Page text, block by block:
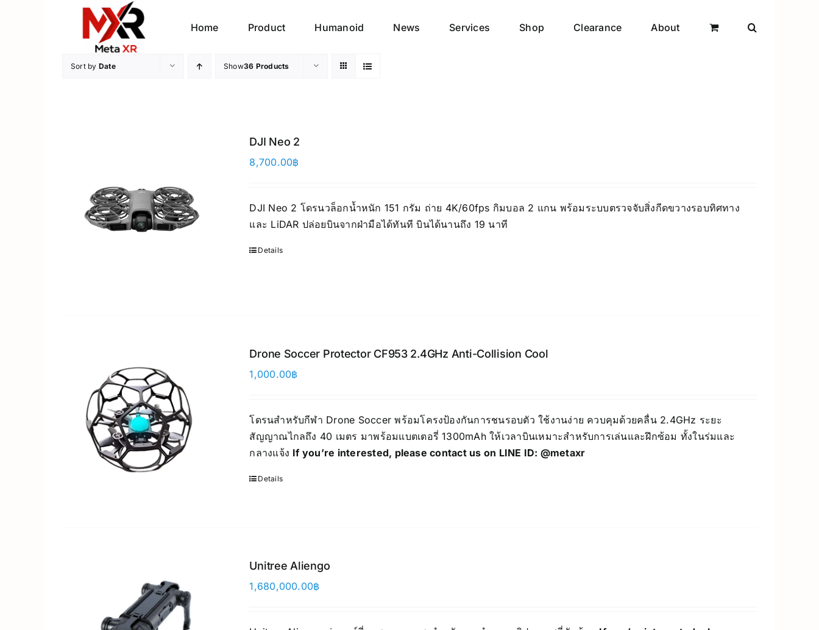
Home Product Humanoid News Services Shop Clearance About
Sort by Date Show36 Products
DJI Neo 2
8,700.00฿
DJI Neo 2 โดรนวล็อกน้ำหนัก 151 กรัม ถ่าย 4K/60fps กิมบอล 2 แกน พร้อมระบบตรวจจับสิ่งกีดขวางรอบทิศทาง
และ LiDAR ปล่อยบินจากฝ่ามือได้ทันที บินได้นานถึง 19 นาที
Details
Drone Soccer Protector CF953 2.4GHz Anti-Collision Cool
1,000.00฿
โดรนสำหรับกีฬา Drone Soccer พร้อมโครงป้องกันการชนรอบตัว ใช้งานง่าย ควบคุมด้วยคลื่น 2.4GHz ระยะ
สัญญาณไกลถึง 40 เมตร มาพร้อมแบตเตอรี่ 1300mAh ให้เวลาบินเหมาะสำหรับการเล่นและฝึกซ้อม ทั้งในร่มและ
กลางแจ้ง If you’re interested, please contact us on LINE ID: @metaxr
Details
Unitree Aliengo
1,680,000.00฿